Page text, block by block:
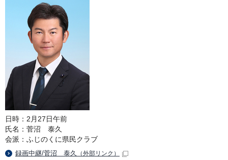
日時：2月27日午前
氏名：菅沼 泰久
会派：ふじのくに県民クラブ
録画中継/菅沼 泰久
（外部リンク）